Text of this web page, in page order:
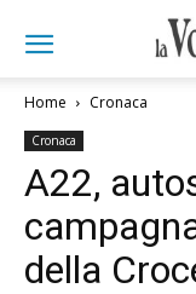
Home Cronaca
Cronaca
A22,
della